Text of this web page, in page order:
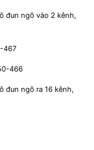
đun ngõ vào 2 kênh,
467
466
đun ngõ ra 16 kênh,